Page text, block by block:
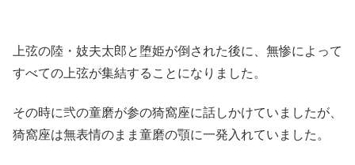
上弦の陸・妓夫太郎と堕姫が倒された後に、無惨によって
すべての上弦が集結することになりました。
その時に弐の童磨が参の猗窩座に話しかけていましたが、
猗窩座は無表情のまま童磨の顎に一発入れていました。